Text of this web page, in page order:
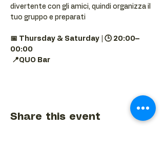
divertente con gli amici, quindi organizza il
tuo gruppo e preparati
📅 Thursday & Saturday | 🕒 20:00–
00:00
📍QUO Bar
Share this event